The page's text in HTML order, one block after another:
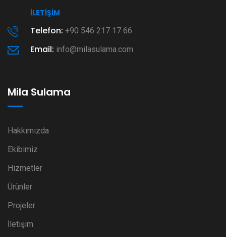
İLETIŞIM
Telefon: +90 546 217 17 66
Email: info@milasulama.com
Mila Sulama
Hakkımızda
Ekibimiz
Hizmetler
Ürünler
Projeler
İletişim